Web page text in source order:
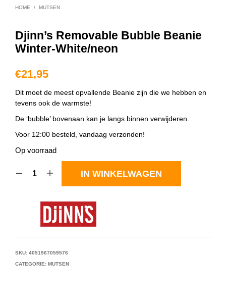
HOME / MUTSEN
Djinn’s Removable Bubble Beanie
Winter-White/neon
€21,95
Dit moet de meest opvallende Beanie zijn die we hebben en
tevens ook de warmste!
De ‘bubble’ bovenaan kan je langs binnen verwijderen.
Voor 12:00 besteld, vandaag verzonden!
Op voorraad
IN WINKELWAGEN
SKU: 4051967059576
CATEGORIE: MUTSEN